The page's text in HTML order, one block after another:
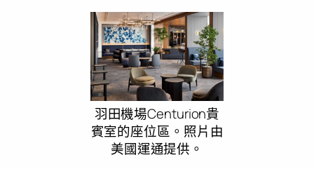
羽田機場Centurion貴
賓室的座位區。照片由
美國運通提供。